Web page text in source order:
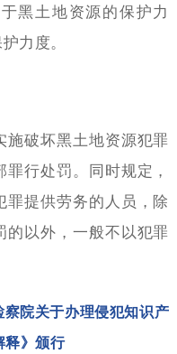
黑土地资源的保护力
力度。
施破坏黑土地资源犯罪
行处罚。同时规定，
提供劳务的人员，除
的以外，一般不以犯罪
院关于办理侵犯知识产
释》颁行